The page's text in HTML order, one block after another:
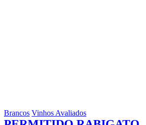
Brancos Vinhos Avaliados